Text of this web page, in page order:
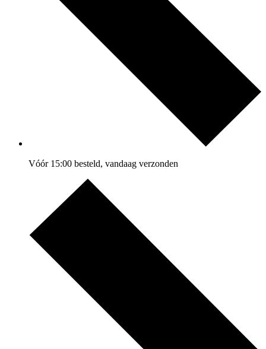
Vóór 15:00 besteld, vandaag verzonden